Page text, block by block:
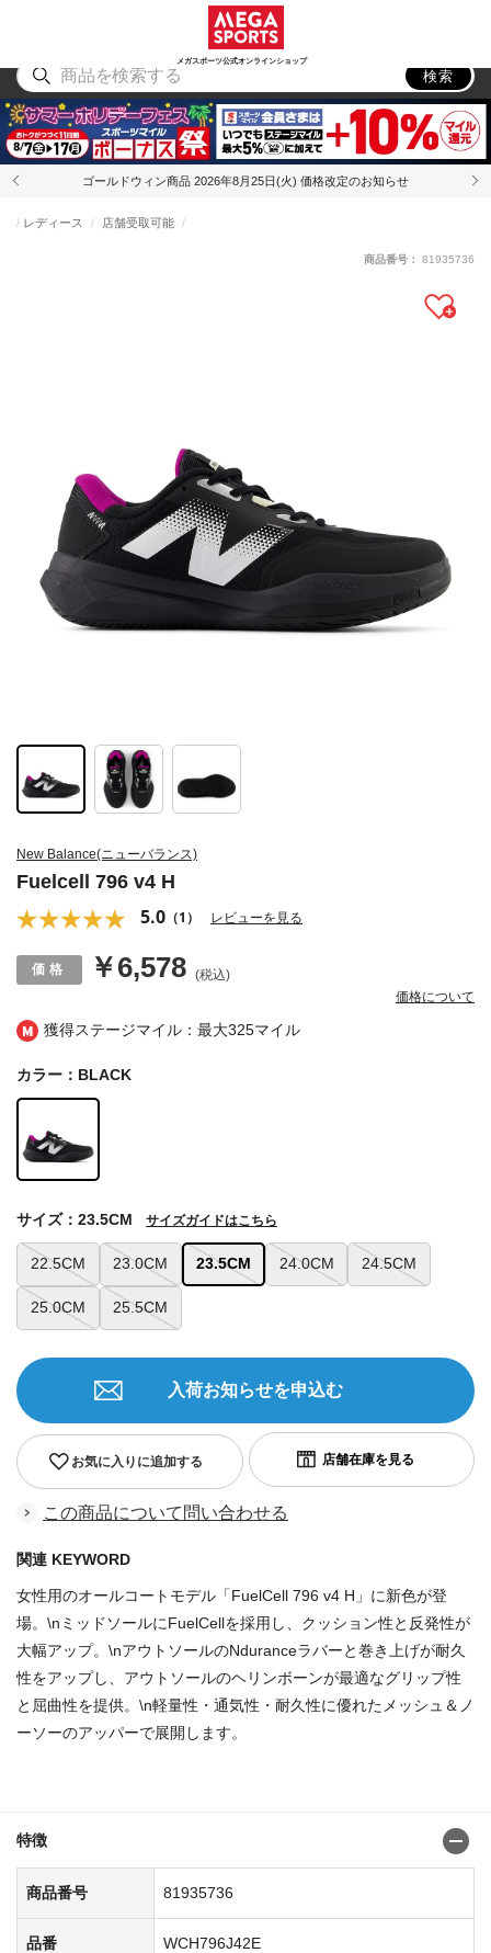
メガスポーツ公式オンラインショップ
アウトドア
検索
ゴールドウィン商品 2026年8月25日(火) 価格改定のお知らせ
獲得ステージマイル：最大325マイル
New Balance(ニューバランス)
Fuelcell 796 v4 H
5.0 （1） レビューを見る
レディース 店舗受取可能
￥6,578 (税込)
価格について
商品番号： 81935736
カラー：BLACK
22.5CM 23.0CM 23.5CM 24.0CM 24.5CM
25.0CM 25.5CM
サイズ：23.5CM サイズガイドはこちら
お気に入りに追加する
入荷お知らせを申込む
この商品について問い合わせる
関連 KEYWORD
女性用のオールコートモデル「FuelCell 796 v4 H」に新色が登
場。\nミッドソールにFuelCellを採用し、クッション性と反発性が
大幅アップ。\nアウトソールのNduranceラバーと巻き上げが耐久
性をアップし、アウトソールのヘリンボーンが最適なグリップ性
と屈曲性を提供。\n軽量性・通気性・耐久性に優れたメッシュ＆ノ
ーソーのアッパーで展開します。
特徴
商品番号 81935736
品番 WCH796J42E